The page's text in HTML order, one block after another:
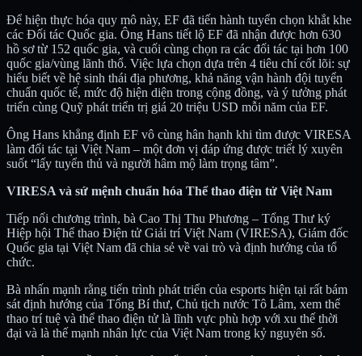
Để hiện thực hóa quy mô này, EF đã tiến hành tuyển chọn khắt khe
các Đối tác Quốc gia. Ông Hans tiết lộ EF đã nhận được hơn 630
hồ sơ từ 152 quốc gia, và cuối cùng chọn ra các đối tác tại hơn 100
quốc gia/vùng lãnh thổ. Việc lựa chọn dựa trên 4 tiêu chí cốt lõi: sự
hiểu biết về hệ sinh thái địa phương, khả năng vận hành đội tuyển
chuẩn quốc tế, mức độ hiện diện trong cộng đồng, và ý tưởng phát
triển cùng Quỹ phát triển trị giá 20 triệu USD mỗi năm của EF.
Ông Hans khẳng định EF vô cùng hân hạnh khi tìm được VIRESA
làm đối tác tại Việt Nam – một đơn vị đáp ứng được triết lý xuyên
suốt “lấy tuyển thủ và người hâm mộ làm trọng tâm”.
VIRESA và sứ mệnh chuẩn hóa Thể thao điện tử Việt Nam
Tiếp nối chương trình, bà Cao Thị Thu Phương – Tổng Thư ký
Hiệp hội Thể thao Điện tử Giải trí Việt Nam (VIRESA), Giám đốc
Quốc gia tại Việt Nam đã chia sẻ về vai trò và định hướng của tổ
chức.
Bà nhấn mạnh rằng tiến trình phát triển của esports hiện tại rất bám
sát định hướng của Tổng Bí thư, Chủ tịch nước Tô Lâm, xem thể
thao trí tuệ và thể thao điện tử là lĩnh vực phù hợp với xu thế thời
đại và là thế mạnh nhân lực của Việt Nam trong kỷ nguyên số.